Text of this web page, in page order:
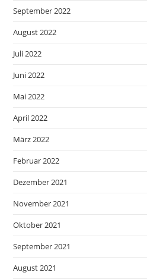
September 2022
August 2022
Juli 2022
Juni 2022
Mai 2022
April 2022
März 2022
Februar 2022
Dezember 2021
November 2021
Oktober 2021
September 2021
August 2021